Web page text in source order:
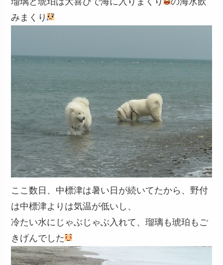
みまくり
ここ数日、中標津は暑い日が続いてたから、野付
は中標津よりは気温が低いし、
冷たい水にじゃぶじゃぶ入れて、瑠璃も琥珀もご
きげんでした